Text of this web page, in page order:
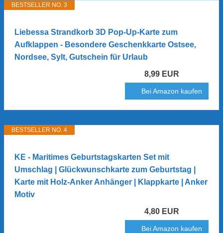
BESTSELLER NO. 3
Liebessa Strandkorb 3D Pop-Up-Karte zum
Aufklappen - Besondere Geschenkkarte Ostsee,
Nordsee, Sylt, Gutschein für Urlaub
8,99 EUR
Bei Amazon kaufen
BESTSELLER NO. 4
KE - Maritimes Geburtstagskarten Set mit
Umschlag | Glückwunschkarte zum Geburtstag |
Karte mit Holz-Anker Anhänger | Klappkarte | Anker
Motiv
4,80 EUR
Bei Amazon kaufen